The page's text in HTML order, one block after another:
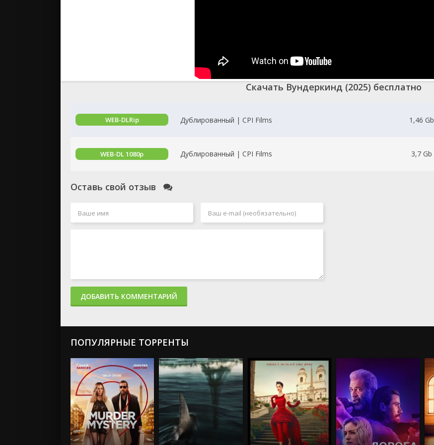
Скачать Вундеркинд (2025) бесплатно
WEB-DLRip Дублированный | CPI Films 1,46 Gb
WEB-DL 1080p Дублированный | CPI Films 3,7 Gb
Оставь свой отзыв
ДОБАВИТЬ КОММЕНТАРИЙ
ПОПУЛЯРНЫЕ ТОРРЕНТЫ